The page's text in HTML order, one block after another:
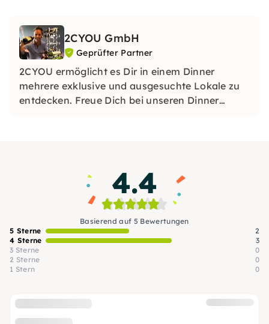
2CYOU GmbH
Geprüfter Partner
2CYOU ermöglicht es Dir in einem Dinner
mehrere exklusive und ausgesuchte Lokale zu
entdecken. Freue Dich bei unseren Dinner
4.4
Basierend auf 5 Bewertungen
5 Sterne
2
4 Sterne
3
3 Sterne
0
2 Sterne
0
1 Stern
0